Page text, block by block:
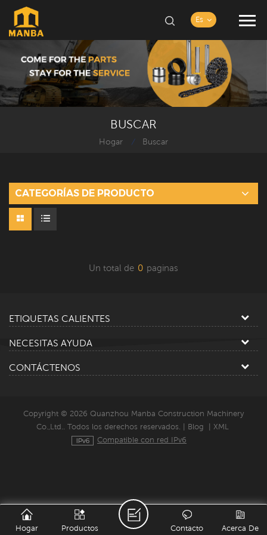
Es
BUSCAR
Hogar / Buscar
CATEGORÍAS DE PRODUCTO
Un total de 0 paginas
ETIQUETAS CALIENTES
NECESITAS AYUDA
CONTÁCTENOS
Copyright © 2026 Quanzhou Manba Construction Machinery
Co.,Ltd.. Todos los derechos reservados. |
Blog
XML
Compatible con red IPv6
Hogar Productos Acerca De
Contacto